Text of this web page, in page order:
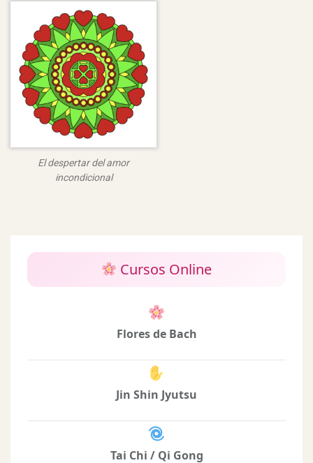
El despertar del amor
incondicional
Cursos Online
Flores de Bach
Jin Shin Jyutsu
Tai Chi / Qi Gong